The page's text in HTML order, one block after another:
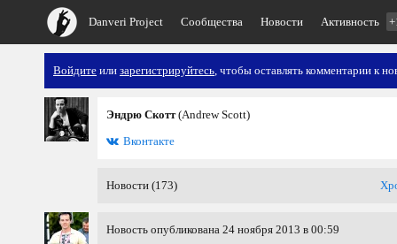
Danveri Project Сообщества Новости Активность
Войдите или зарегистрируйтесь, чтобы оставлять комментарии к
Эндрю Скотт(Andrew Scott)
Вконтакте
Новости (173)
Новость опубликована 24 ноября 2013 в 00:59